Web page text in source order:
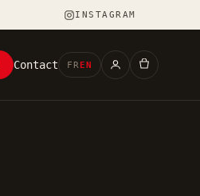
INSTAGRAM
Contact FR EN